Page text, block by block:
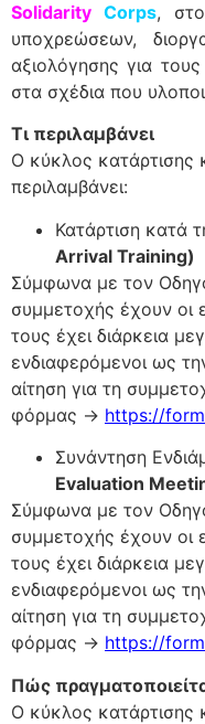
Solidarity Corps,
υποχρεώσεων,
αξιολόγησης για
στα σχέδια που
Τι περιλαμβάνει
Ο κύκλος κατάρτισης
περιλαμβάνει:
Κατάρτιση κατά
Arrival Training)
Σύμφωνα με τον
συμμετοχής έχουν οι
τους έχει διάρκεια
ενδιαφερόμενοι ως
αίτηση για τη
φόρμας → https://
Συνάντηση
Evaluation
Σύμφωνα με τον
συμμετοχής έχουν οι
τους έχει διάρκεια
ενδιαφερόμενοι ως
αίτηση για τη
φόρμας → https://
Πώς
Ο κύκλος κατάρτισης